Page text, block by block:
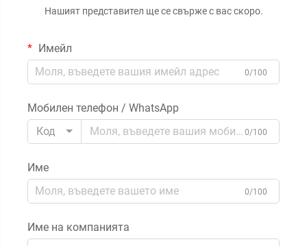
Нашият представител ще се свърже с вас скоро.
Имейл
0/100
Мобилен телефон / WhatsApp
Код
0/100
Име
0/100
Име на компанията